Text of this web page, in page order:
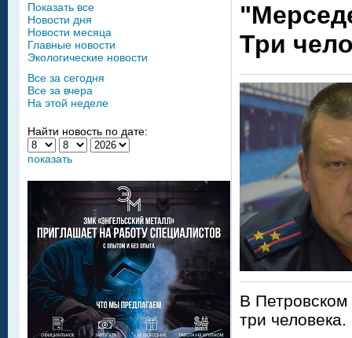
Три
В
три человека.
Показать все
Новости дня
Новости месяца
Главные новости
Экологические новости
Все за сегодня
Все за вчера
На этой неделе
Найти новость по дате:
показать